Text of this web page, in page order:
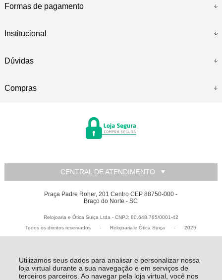
Utilizamos seus dados para analisar e personalizar nossa
loja virtual durante a sua navegação e em serviços de
terceiros parceiros. Ao navegar pela loja virtual, você nos
Formas de pagamento
Institucional
Dúvidas
Compras
CENTRAL DE ATENDIMENTO
Praça Padre Roher, 201 Centro CEP 88750-000 -
Braço do Norte - SC
Relojoaria e Ótica Suiça Ltda - CNPJ: 80.648.785/0001-42
Todos os direitos reservados
- Relojoaria e Ótica Suiça - 2026